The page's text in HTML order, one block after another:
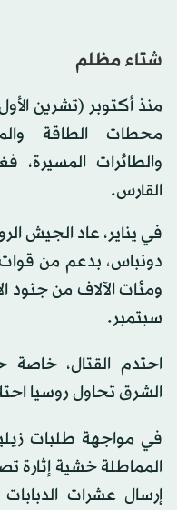
شتاء مظلم
منذ أكتوبر (تشرين
محطات الطاقة
والطائرات المسيرة،
القارس.
في يناير، عاد الجيش
دونباس، بدعم من
ومئات الآلاف من جنود
سبتمبر.
احتدم القتال،
الشرق تحاول روسيا
في مواجهة طلبات
المماطلة خشية إثارة
إرسال عشرات